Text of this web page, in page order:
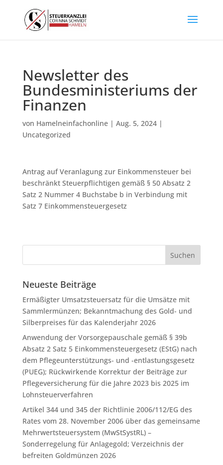
Newsletter des
Bundesministeriums der
Finanzen
von Hamelneinfachonline| Aug. 5, 2024|
Uncategorized
Antrag auf Veranlagung zur Einkommensteuer bei
beschränkt Steuerpflichtigen gemäß § 50 Absatz 2
Satz 2 Nummer 4 Buchstabe b in Verbindung mit
Satz 7 Einkommensteuergesetz
Neueste Beiträge
Ermäßigter Umsatzsteuersatz für die Umsätze mit
Sammlermünzen; Bekanntmachung des Gold- und
Silberpreises für das Kalenderjahr 2026
Anwendung der Vorsorgepauschale gemäß § 39b
Absatz 2 Satz 5 Einkommensteuergesetz (EStG) nach
dem Pflegeunterstützungs- und -entlastungsgesetz
(PUEG); Rückwirkende Korrektur der Beiträge zur
Pflegeversicherung für die Jahre 2023 bis 2025 im
Lohnsteuerverfahren
Artikel 344 und 345 der Richtlinie 2006/112/EG des
Rates vom 28. November 2006 über das gemeinsame
Mehrwertsteuersystem (MwStSystRL) –
Sonderregelung für Anlagegold; Verzeichnis der
befreiten Goldmünzen 2026